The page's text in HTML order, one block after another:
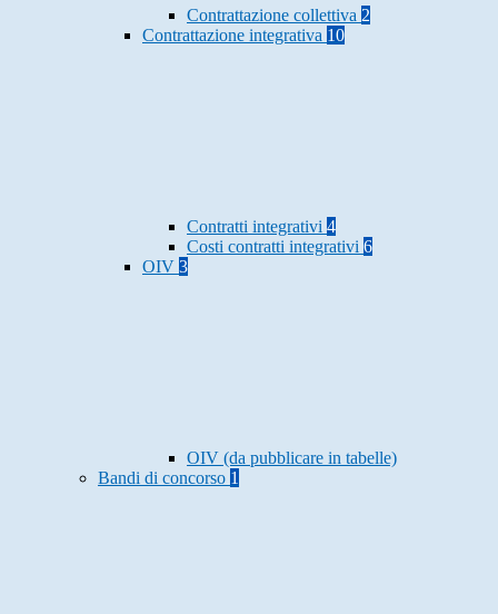
Contrattazione collettiva 2
Contrattazione integrativa 10
Contratti integrativi 4
Costi contratti integrativi 6
OIV 3
OIV (da pubblicare in tabelle)
Bandi di concorso 1